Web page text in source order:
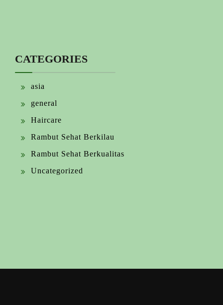
CATEGORIES
asia
general
Haircare
Rambut Sehat Berkilau
Rambut Sehat Berkualitas
Uncategorized